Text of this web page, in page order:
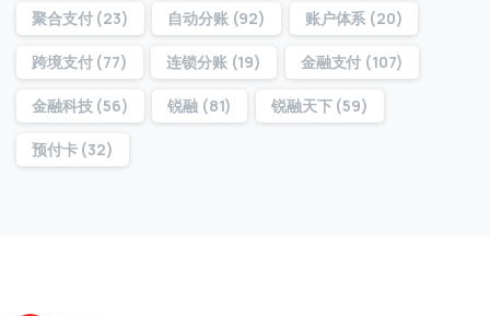
聚合支付(23) 自动分账(92) 账户体系 (20)
跨境支付(77) 连锁分账(19) 金融支付 (107)
金融科技(56) 锐融 (81) 锐融天下(59)
预付卡(32)